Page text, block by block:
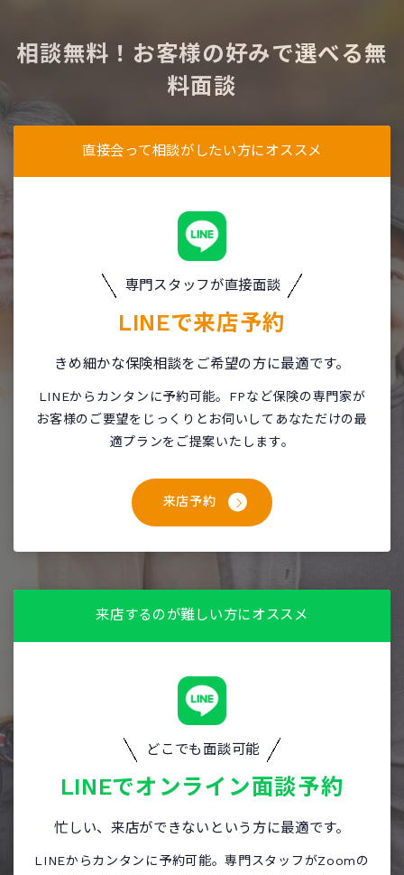
相談無料！お客様の好みで選べる無
料面談
直接会って相談がしたい方にオススメ
専門スタッフが直接面談
LINEで来店予約
きめ細かな保険相談をご希望の方に最適です。
LINEからカンタンに予約可能。FPなど保険の専門家が
お客様のご要望をじっくりとお伺いしてあなただけの最
適プランをご提案いたします。
来店予約
来店するのが難しい方にオススメ
どこでも面談可能
LINEでオンライン面談予約
忙しい、来店ができないという方に最適です。
LINEからカンタンに予約可能。専門スタッフがZoomの